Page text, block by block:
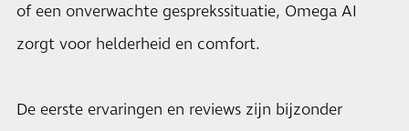
of een onverwachte gesprekssituatie, Omega AI
zorgt voor helderheid en comfort.
De eerste ervaringen en reviews zijn bijzonder